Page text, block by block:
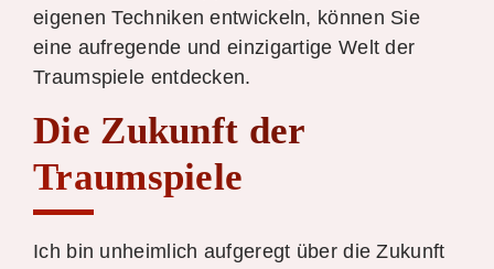
eigenen Techniken entwickeln, können Sie
eine aufregende und einzigartige Welt der
Traumspiele entdecken.
Die Zukunft der
Traumspiele
Ich bin unheimlich aufgeregt über die Zukunft